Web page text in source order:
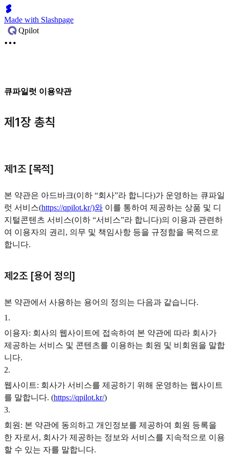
Made with Slashpage
Qpilot
큐파일럿 이용약관
제1장 총칙
제1조 [목적]
본 약관은 아드바크(이하 “회사”라 합니다)가 운영하는 큐파일
럿 서비스(https://qpilot.kr/)와 이를 통하여 제공하는 상품 및 디
지털콘텐츠 서비스(이하 “서비스”라 합니다)의 이용과 관련하
여 이용자의 권리, 의무 및 책임사항 등을 규정함을 목적으로
합니다.
제2조 [용어 정의]
본 약관에서 사용하는 용어의 정의는 다음과 같습니다.
1 .
이용자: 회사의 웹사이트에 접속하여 본 약관에 따라 회사가
제공하는 서비스 및 콘텐츠를 이용하는 회원 및 비회원을 말합
니다.
2.
웹사이트: 회사가 서비스를 제공하기 위해 운영하는 웹사이트
를 말합니다. (https://qpilot.kr/)
3.
회원: 본 약관에 동의하고 개인정보를 제공하여 회원 등록을
한 자로서, 회사가 제공하는 정보와 서비스를 지속적으로 이용
할 수 있는 자를 말합니다.